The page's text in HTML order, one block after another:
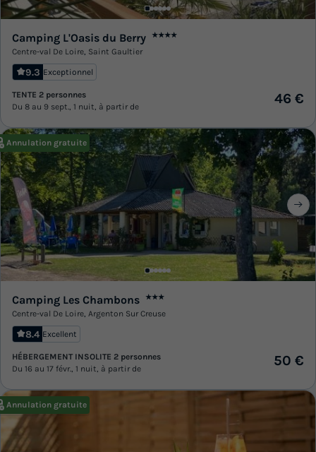
Camping L'Oasis du Berry ★★★★
Centre-val De Loire, Saint Gaultier
9.3 Exceptionnel
TENTE 2 personnes
Du 8 au 9 sept., 1 nuit, à partir de
46 €
Annulation gratuite
Camping Les Chambons ★★★
Centre-val De Loire, Argenton Sur Creuse
8.4 Excellent
HÉBERGEMENT INSOLITE 2 personnes
Du 16 au 17 févr., 1 nuit, à partir de
50 €
Annulation gratuite